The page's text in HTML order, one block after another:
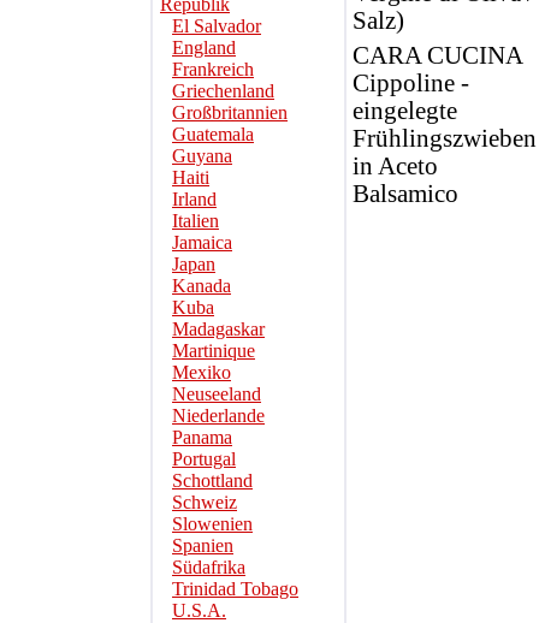
Republik
El Salvador
England
Frankreich
Griechenland
Großbritannien
Guatemala
Guyana
Haiti
Irland
Italien
Jamaica
Japan
Kanada
Kuba
Madagaskar
Martinique
Mexiko
Neuseeland
Niederlande
Panama
Portugal
Schottland
Schweiz
Slowenien
Spanien
Südafrika
Trinidad Tobago
U.S.A.
Salz)
CARA CUCINA
Cippoline -
eingelegte
Frühlingszwieben
in Aceto
Balsamico